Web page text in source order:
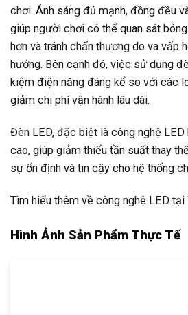
chơi. Ánh sáng đủ mạnh, đồng đều
giúp người chơi có thể quan sát
hơn và tránh chấn thương do va vấp
hướng. Bên cạnh đó, việc sử dụng
kiệm điện năng đáng kể so với các
giảm chi phí vận hành lâu dài.
Đèn LED, đặc biệt là công nghệ
cao, giúp giảm thiểu tần suất thay
sự ổn định và tin cậy cho hệ thống
Tìm hiểu thêm về công nghệ LED tại
Hình Ảnh Sản Phẩm Thực Tế